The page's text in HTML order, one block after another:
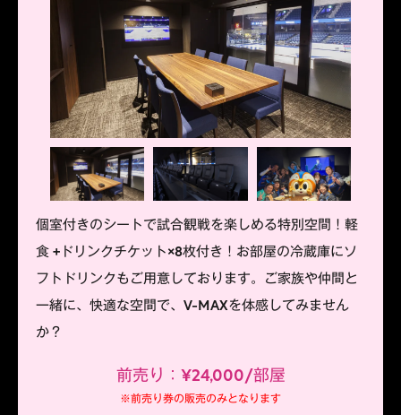
個室付きのシートで試合観戦を楽しめる特別空間！軽
食 +ドリンクチケット×8枚付き！お部屋の冷蔵庫にソ
フトドリンクもご用意しております。ご家族や仲間と
一緒に、快適な空間で、V-MAXを体感してみません
か？
前売り：¥24,000/部屋
※前売り券の販売のみとなります